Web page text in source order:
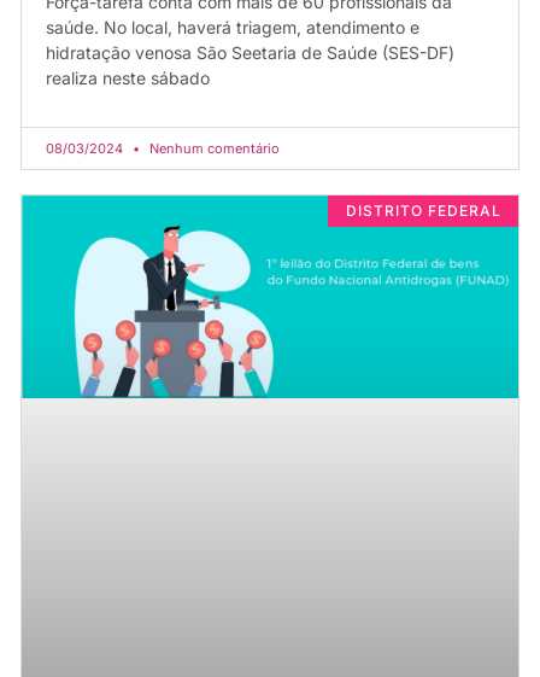
saúde. No local, haverá triagem, atendimento e
hidratação venosa São Seetaria de Saúde (SES-DF)
realiza neste sábado
08/03/2024 Nenhum comentário
DISTRITO FEDERAL